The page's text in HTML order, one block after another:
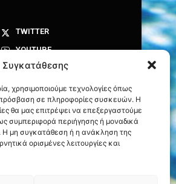
Συγκατάθεσης
χρησιμοποιούμε τεχνολογίες όπως
σε πληροφορίες συσκευών. Η
θα μας επιτρέψει να επεξεργαστούμε
συμπεριφορά περιήγησης ή μοναδικά
Η μη συγκατάθεση ή η ανάκληση της
ορισμένες λειτουργίες και
TWITTER
YOUTUBE